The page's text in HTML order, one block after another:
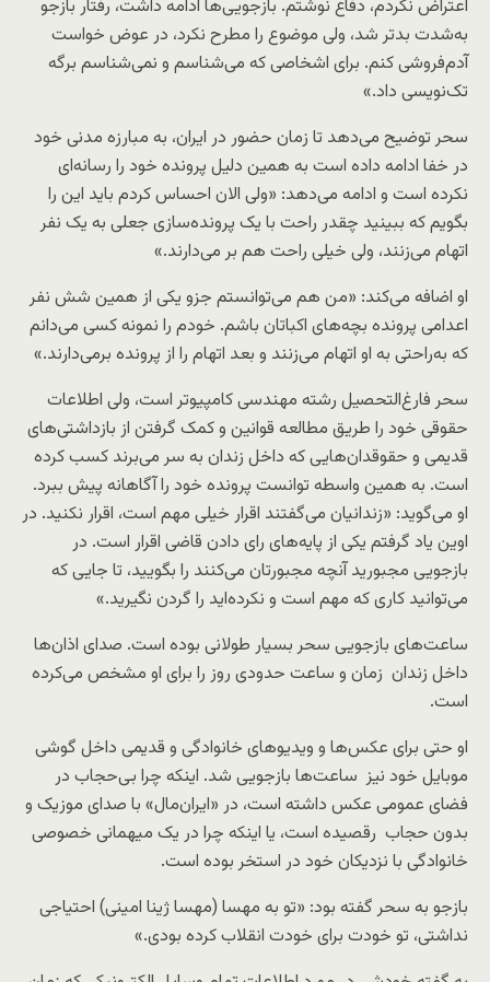
اعتراض نکردم، دفاع نوشتم. بازجویی‌ها ادامه داشت، رفتار بازجو
به‌شدت بدتر شد، ولی موضوع را مطرح نکرد، در عوض خواست
آدم‌فروشی کنم. برای اشخاصی که می‌شناسم و نمی‌شناسم برگه
تک‌نویسی داد.»
سحر توضیح می‌دهد تا زمان حضور در ایران، به مبارزه مدنی خود
در خفا ادامه داده است به همین دلیل پرونده‌ خود را رسانه‌ای
نکرده است و ادامه می‌دهد:‌ «ولی الان احساس کردم باید این را
بگویم که ببینید چقدر راحت با یک پرونده‌سازی جعلی به یک نفر
اتهام می‌زنند، ولی خیلی راحت هم بر می‌دارند.»
او اضافه می‌کند: «من هم می‌توانستم جزو یکی از همین شش نفر
اعدامی پرونده بچه‌های اکباتان باشم. خودم را نمونه‌ کسی می‌دانم
که به‌راحتی به او اتهام می‌زنند و بعد اتهام را از پرونده برمی‌دارند.»
سحر فارغ‌التحصیل رشته مهندسی کامپیوتر است، ولی اطلاعات
حقوقی خود را طریق مطالعه قوانین و کمک گرفتن از بازداشتی‌های
قدیمی و حقوقدان‌هایی که داخل زندان به سر می‌برند کسب کرده
است. به همین واسطه توانست پرونده خود را آگاهانه پیش ببرد.
او می‌گوید: «زندانیان می‌گفتند اقرار خیلی مهم است، اقرار نکنید. در
اوین یاد گرفتم یکی از پایه‌های رای دادن قاضی اقرار است. در
بازجویی مجبورید آنچه مجبورتان می‌کنند را بگویید، تا جایی که
می‌توانید کاری که مهم است و نکرده‌اید را گردن نگیرید.»
ساعت‌های بازجویی سحر بسیار طولانی بوده است. صدای اذان‌ها
داخل زندان زمان و ساعت حدودی روز را برای او مشخص می‌کرده
است.
او حتی برای عکس‌ها و ویدیوهای خانوادگی و قدیمی داخل گوشی
موبایل خود نیز ساعت‌ها بازجویی‌ شد. اینکه چرا بی‌حجاب در
فضای عمومی عکس داشته است، در «ایران‌مال» با صدای موزیک و
بدون حجاب رقصیده است، یا اینکه چرا در یک میهمانی خصوصی
خانوادگی با نزدیکان خود در استخر بوده است.
بازجو به سحر گفته بود: «تو به مهسا (مهسا ژینا امینی) احتیاجی
نداشتی، تو خودت برای خودت انقلاب کرده بودی.»